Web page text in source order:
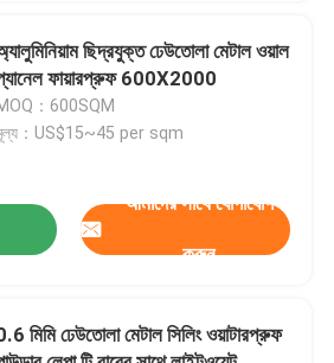
ছিদ্রযুক্ত ঢেউতোলা মেটাল ওয়াল
ফায়ারপ্রুফ 600X2000
：600SQM
：US$15~45 per sqm
আমাদের সাথে যোগাযোগ
করুন
মিমি ঢেউতোলা মেটাল সিলিং ওয়াটারপ্রুফ